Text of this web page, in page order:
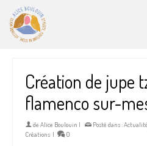
Création de jupe
flamenco sur-
de Alice Boulouin | Posté dans :
Créations | 0